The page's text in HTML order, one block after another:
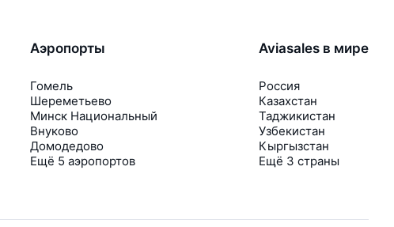
Аэропорты
Гомель
Шереметьево
Минск Национальный
Внуково
Домодедово
Ещё 5 аэропортов
Aviasales в мире
Россия
Казахстан
Таджикистан
Узбекистан
Кыргызстан
Ещё 3 страны